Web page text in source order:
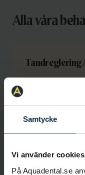
Samtycke
Vi använder
På Aquadental.se
Alla våra
Tandreglering
Titthålskirurgi